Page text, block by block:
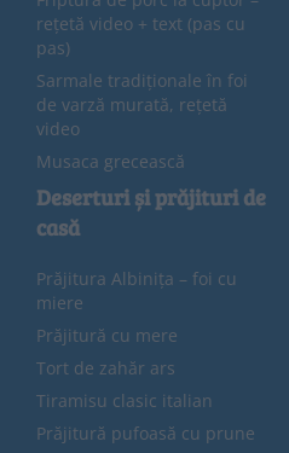
rețetă video + text (pas cu
pas)
Sarmale tradiționale în foi
de varză murată, rețetă
video
Musaca grecească
Deserturi și prăjituri de
casă
Prăjitura Albinița – foi cu
miere
Prăjitură cu mere
Tort de zahăr ars
Tiramisu clasic italian
Prăjitură pufoasă cu prune